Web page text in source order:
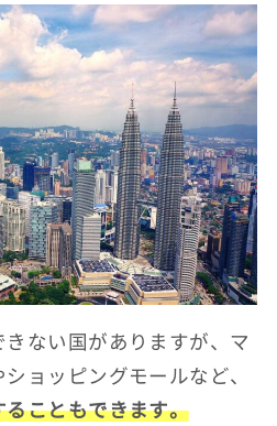
ない国がありますが、マ
ョッピングモールなど、
こともできます。